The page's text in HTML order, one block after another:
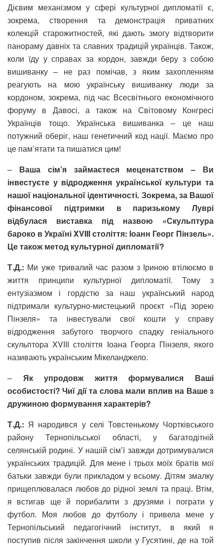
Дієвим механізмом у сфері культурної дипломатії є,
зокрема, створення та демонстрація приватних
колекцій старожитностей, які дають змогу відтворити
панораму давніх та славних традицій українців. Також,
коли їду у справах за кордон, завжди беру з собою
вишиванку – не раз помічав, з яким захопленням
реагують на мою українську вишиванку люди за
кордоном, зокрема, під час Всесвітнього економічного
форуму в Давосі, а також на Світовому Конгресі
Українців тощо. Українська вишиванка – це наш
потужний оберіг, наш генетичний код нації. Маємо про
це пам’ятати та пишатися цим!
– Ваша сім’я займаєтеся меценатством – Ви
інвестуєте у відродження української культури та
нашої національної ідентичності. Зокрема, за Вашої
фінансової підтримки в паризькому Луврі
відбулася виставка під назвою «Скульптура
бароко в Україні XVIII століття: Іоанн Георг Пінзель».
Це також метод культурної дипломатії?
Т.Д.: Ми уже тривалий час разом з Іриною втілюємо в
життя принципи культурної дипломатії. Тому з
ентузіазмом і гордістю за наш український народ
підтримали культурно-мистецький проєкт «Під зорею
Пінзеля» та інвестували свої кошти у справу
відродження забутого творчого спадку геніального
скульптора XVIII століття Іоана Георга Пінзеля, якого
називають українським Мікеланджело.
– Як упродовж життя формувалися Ваші
особистості? Чиї дії та слова мали вплив на Ваше з
дружиною формування характерів?
Т.Д.: Я народився у селі Товстенькому Чортківського
району Тернопільської області, у багатодітній
селянській родині. У нашій сім’ї завжди дотримувалися
українських традицій. Для мене і трьох моїх братів мої
батьки завжди були прикладом у всьому. Дітям змалку
прищеплювалася любов до рідної землі та праці. Втім,
я встигав ще й порибалити з друзями і пограти у
футбол. Моя любов до футболу і привела мене у
Тернопільський педагогічний інститут, в який я
поступив після закінчення школи у Гусятині, де на той